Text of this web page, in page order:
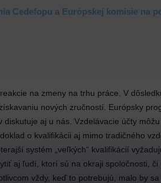
Cedefopu a Európskej komisie na
na zmeny na trhu práce. V
nových zručností. Európsky
aj u nás. Vzdelávacie účty
o kvalifikácii aj mimo tradičného
systém „veľkých“ kvalifikácií
aj ľudí, ktorí sú na okraji spoločnosti,
vždy, keď to potrebujú, malo by